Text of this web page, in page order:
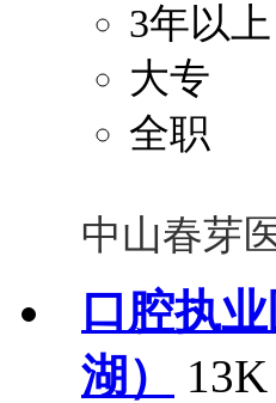
3年以上
大专
全职
中山春芽
口腔执
湖）